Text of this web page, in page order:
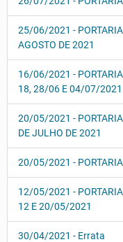
25/06/2021 -
AGOSTO DE 2021
16/06/2021 -
18, 28/06 E 04/07/2021
20/05/2021 -
DE JULHO DE 2021
20/05/2021 -
12/05/2021 -
12 E 20/05/2021
30/04/2021 - Errata